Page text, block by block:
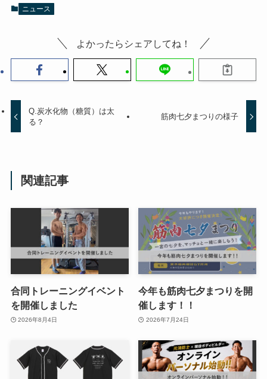
ニュース
よかったらシェアしてね！
Q.炭水化物（糖質）は太
る？
筋肉七夕まつりの様子
関連記事
合同トレーニングイベント
を開催しました
2026年8月4日
今年も筋肉七夕まつりを開
催します！！
2026年7月24日